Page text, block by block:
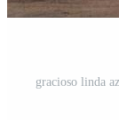
gracioso linda